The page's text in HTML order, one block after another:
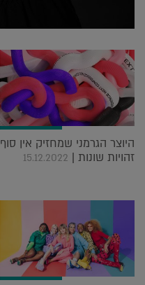
היוצר הגרמני שמחזיק אין סוף
זהויות שונות | 15.12.2022